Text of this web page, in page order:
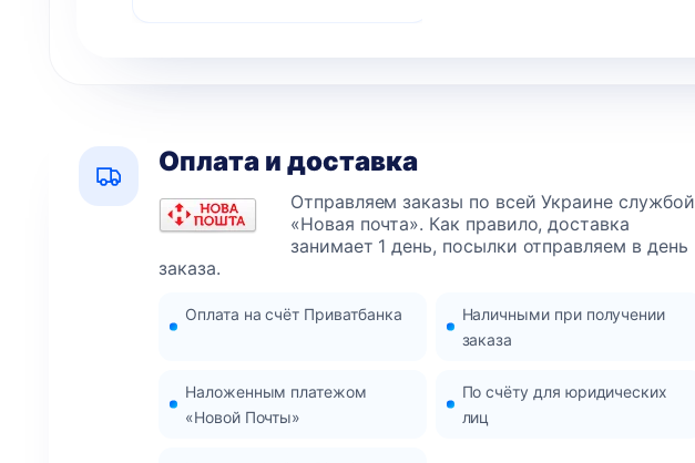
Оплата и доставка
Отправляем заказы по всей Украине службой
«Новая почта». Как правило, доставка
занимает 1 день, посылки отправляем в день
заказа.
Оплата на счёт Приватбанка
Наличными при получении
заказа
Наложенным платежом
«Новой Почты»
По счёту для юридических
лиц